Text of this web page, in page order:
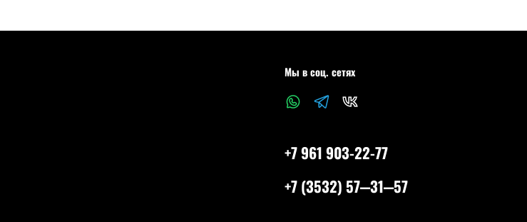
Мы в соц. сетях
+7 961 903-22-77
+7 (3532) 57‒31‒57